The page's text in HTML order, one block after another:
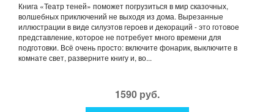
Книга «Театр теней» поможет погрузиться в мир сказочных,
волшебных приключений не выходя из дома. Вырезанные
иллюстрации в виде силуэтов героев и декораций - это готовое
представление, которое не потребует много времени для
подготовки. Всё очень просто: включите фонарик, выключите в
комнате свет, разверните книгу и, во...
1590 руб.